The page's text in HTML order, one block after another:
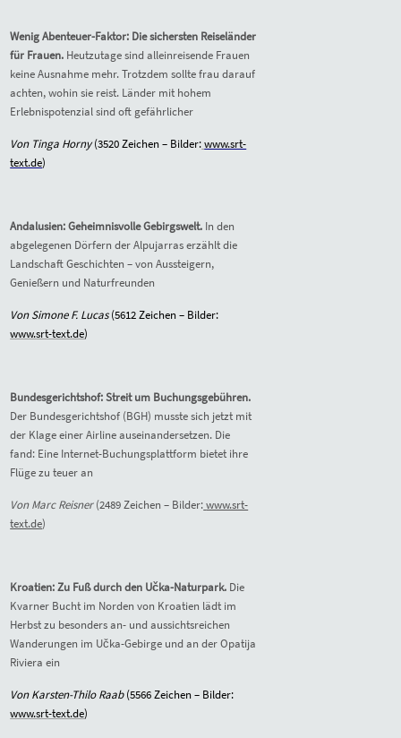
Wenig Abenteuer-Faktor: Die sichersten Reiseländer
für Frauen. Heutzutage sind alleinreisende Frauen
keine Ausnahme mehr. Trotzdem sollte frau darauf
achten, wohin sie reist. Länder mit hohem
Erlebnispotenzial sind oft gefährlicher
Von Tinga Horny (3520 Zeichen – Bilder:www.srt-
text.de)
Andalusien: Geheimnisvolle Gebirgswelt. In den
abgelegenen Dörfern der Alpujarras erzählt die
Landschaft Geschichten – von Aussteigern,
Genießern und Naturfreunden
Von Simone F. Lucas (5612 Zeichen – Bilder:
www.srt-text.de)
Bundesgerichtshof: Streit um Buchungsgebühren.
Der Bundesgerichtshof (BGH) musste sich jetzt mit
der Klage einer Airline auseinandersetzen. Die
fand: Eine Internet-Buchungsplattform bietet ihre
Flüge zu teuer an
Von Marc Reisner (2489 Zeichen – Bilder:www.srt-
text.de)
Kroatien: Zu Fuß durch den Učka-Naturpark. Die
Kvarner Bucht im Norden von Kroatien lädt im
Herbst zu besonders an- und aussichtsreichen
Wanderungen im Učka-Gebirge und an der Opatija
Riviera ein
Von Karsten-Thilo Raab (5566 Zeichen – Bilder:
www.srt-text.de)